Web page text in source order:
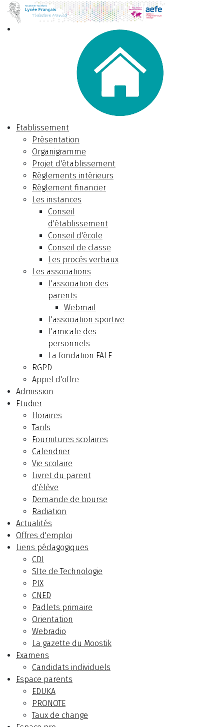
Etablissement
Présentation
Organigramme
Projet d'établissement
Réglements intérieurs
Réglement financier
Les instances
Conseil
d'établissement
Conseil d'école
Conseil de classe
Les procès verbaux
Les associations
L'association des
parents
Webmail
L'association sportive
L'amicale des
personnels
La fondation FALF
RGPD
Appel d'offre
Admission
Etudier
Horaires
Tarifs
Fournitures scolaires
Calendrier
Vie scolaire
Livret du parent
d'élève
Demande de bourse
Radiation
Actualités
Offres d'emploi
Liens pédagogiques
CDI
SIte de Technologie
PIX
CNED
Padlets primaire
Orientation
Webradio
La gazette du Moostik
Examens
Candidats individuels
Espace parents
EDUKA
PRONOTE
Taux de change